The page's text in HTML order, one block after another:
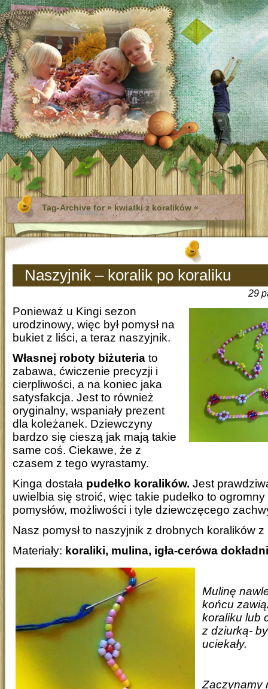
Tag-Archive for » kwiatki z koralików «
Naszyjnik – koralik po koraliku
29
Ponieważ u Kingi sezon
urodzinowy, więc był pomysł na
bukiet z liści, a teraz naszyjnik.
Własnej roboty biżuteria to
zabawa, ćwiczenie precyzji i
cierpliwości, a na koniec jaka
satysfakcja. Jest to również
oryginalny, wspaniały prezent
dla koleżanek. Dziewczyny
bardzo się cieszą jak mają takie
same coś. Ciekawe, że z
czasem z tego wyrastamy.
Kinga dostała pudełko koralików. Jest
uwielbia się stroić, więc takie pudełko to
pomysłów, możliwości i tyle dziewczęcego
Nasz pomysł to naszyjnik z drobnych koralików z
Materiały: koraliki, mulina, igła-cerówa
Mulinę
końcu
koraliku lub
z dziurką-
uciekały.
Zaczynamy